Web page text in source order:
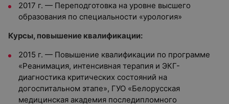
2017 г. — Переподготовка на уровне высшего
образования по специальности «урология»
Курсы, повышение квалификации:
2015 г. — Повышение квалификации по программе
«Реанимация, интенсивная терапия и ЭКГ-
диагностика критических состояний на
догоспитальном этапе», ГУО «Белорусская
медицинская академия последипломного